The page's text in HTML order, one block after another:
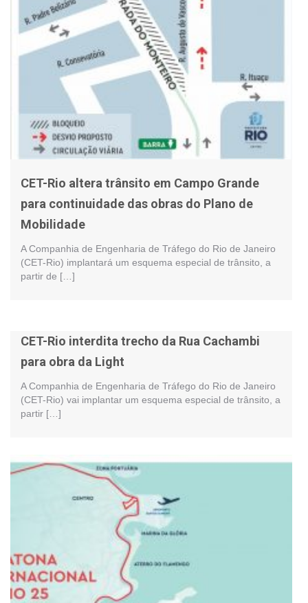
CET-Rio altera trânsito em Campo Grande
para continuidade das obras do Plano de
Mobilidade
A Companhia de Engenharia de Tráfego do Rio de Janeiro
(CET-Rio) implantará um esquema especial de trânsito, a
partir de […]
CET-Rio interdita trecho da Rua Cachambi
para obra da Light
A Companhia de Engenharia de Tráfego do Rio de Janeiro
(CET-Rio) vai implantar um esquema especial de trânsito, a
partir […]